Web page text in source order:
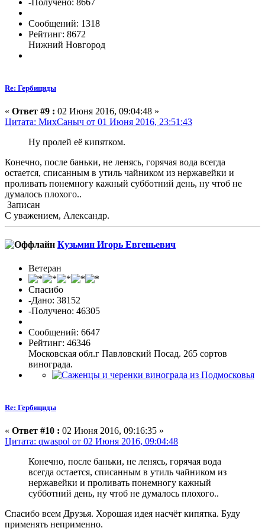
Сообщений: 1318
Рейтинг: 8672
Нижний Новгород
Re: Гербициды
« Ответ #9 : 02 Июня 2016, 09:04:48 »
Цитата: МихСаныч от 01 Июня 2016, 23:51:43
Ну пролей её кипятком.
Конечно, после баньки, не ленясь, горячая вода всегда
остается, списанным в утиль чайником из нержавейки и
проливать понемногу кажный субботний день, ну чтоб не
думалось плохого..
Записан
С уважением, Александр.
Кузьмин Игорь Евгеньевич
Ветеран
Спасибо
-Дано: 38152
-Получено: 46305
Сообщений: 6647
Рейтинг: 46346
Московская обл.г Павловский Посад. 265 сортов
винограда.
Re: Гербициды
« Ответ #10 : 02 Июня 2016, 09:16:35 »
Цитата: qwaspol от 02 Июня 2016, 09:04:48
Конечно, после баньки, не ленясь, горячая вода
всегда остается, списанным в утиль чайником из
нержавейки и проливать понемногу кажный
субботний день, ну чтоб не думалось плохого..
Спасибо всем Друзья. Хорошая идея насчёт кипятка. Буду
применять неприменно.